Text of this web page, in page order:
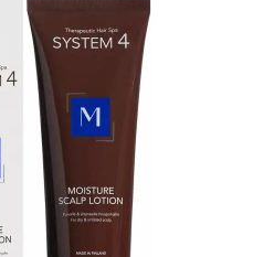
Protector 250ml - Schampo